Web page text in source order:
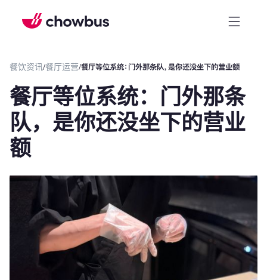
餐饮资讯/餐厅运营/餐厅等位系统：门外那条队，是你还没坐下的营业额
餐厅等位系统：门外那条
队，是你还没坐下的营业
额